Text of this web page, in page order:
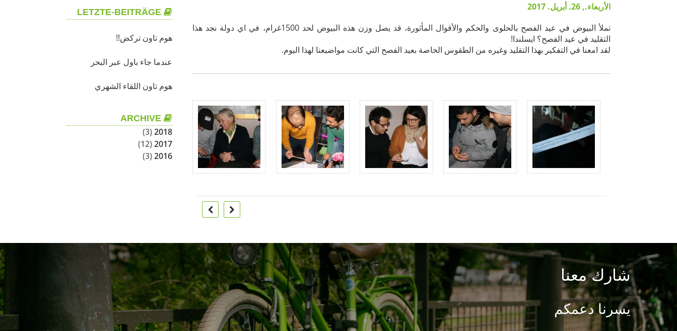
الأربعاء., 26. أبريل. 2017
تملأ البيوض في عيد الفصح بالحلوى والحكم والأقوال المأثورة، قد يصل وزن هذه البيوض لحد 1500غرام، في اي دولة نجد هذا
التقليد في عيد الفصح؟ ايسلندا!
لقد امعنا في التفكير بهذا التقليد وغيره من الطقوس الخاصة بعيد الفصح التي كانت مواضيعنا لهذا اليوم.
LETZTE-BEITRÄGE
هوم تاون تركض!!
عندما جاء باول عبر البحر
هوم تاون اللقاء الشهري
ARCHIVE
2018
(3)
2017
(12)
2016
(3)
شارك معنا
يسرنا دعمكم